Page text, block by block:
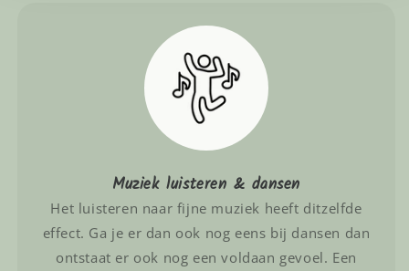
Muziek luisteren & dansen
Het luisteren naar fijne muziek heeft ditzelfde
effect. Ga je er dan ook nog eens bij dansen dan
ontstaat er ook nog een voldaan gevoel. Een